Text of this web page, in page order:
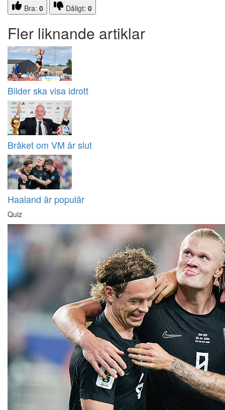
Bra: 0 Dåligt: 0
Fler liknande artiklar
Bilder ska visa idrott
Bråket om VM är slut
Haaland är populär
Quiz